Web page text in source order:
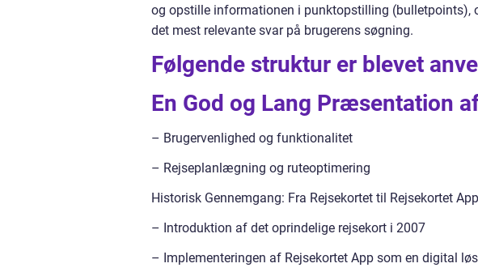
og opstille informationen i punktopstilling (bulletpoints),
det mest relevante svar på brugerens søgning.
Følgende struktur er blevet
En God og Lang Præsentation
– Brugervenlighed og funktionalitet
– Rejseplanlægning og ruteoptimering
Historisk Gennemgang: Fra Rejsekortet til Rejsekortet App
– Introduktion af det oprindelige rejsekort i 2007
– Implementeringen af Rejsekortet App som en digital